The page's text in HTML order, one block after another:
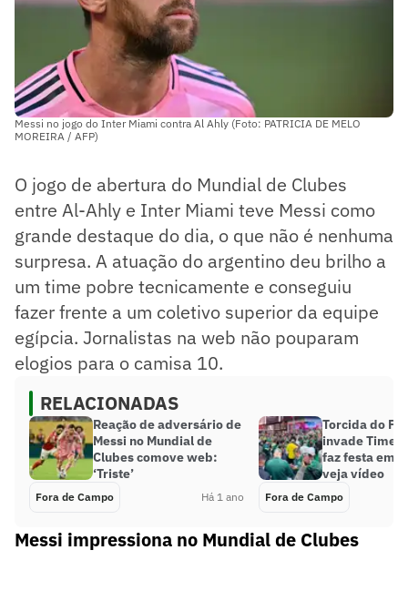
Messi no jogo do Inter Miami contra Al Ahly (Foto: PATRICIA DE MELO
MOREIRA / AFP)
O jogo de abertura do Mundial de Clubes
entre Al-Ahly e Inter Miami teve Messi como
grande destaque do dia, o que não é nenhuma
surpresa. A atuação do argentino deu brilho a
um time pobre tecnicamente e conseguiu
fazer frente a um coletivo superior da equipe
egípcia. Jornalistas na web não pouparam
elogios para o camisa 10.
RELACIONADAS
Reação de adversário de
Messi no Mundial de
Clubes comove web:
‘Triste’
Fora de Campo Há 1 ano
Torcida do
invade Times
faz festa em
veja vídeo
Fora de Campo
Messi impressiona no Mundial de Clubes